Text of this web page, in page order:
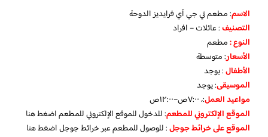
الاسم: مطعم تي جي آي فرايديز الدوحة
التصنيف: عائلات – افراد
النوع :مطعم
الأسعار:متوسطة
الأطفال:يوجد
الموسيقى:يوجد
مواعيد العمل:، ٧:٠٠ص–١٢:٠٠ص
الموقع الإلكتروني للمطعم: للدخول للموقع الإلكتروني للمطعماضغط هنا
الموقع على خرائط جوجل: للوصول للمطعم عبر خرائط جوجلاضغط هنا